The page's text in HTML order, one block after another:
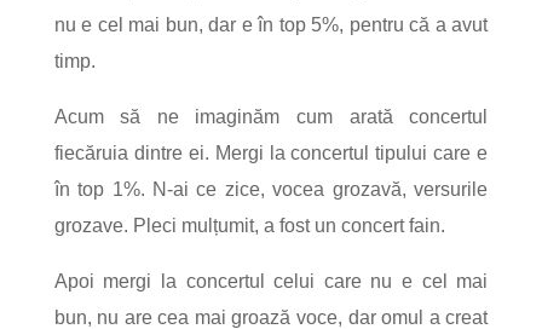
nu e cel mai bun, dar e în top 5%, pentru că a avut
timp.
Acum să ne imaginăm cum arată concertul
fiecăruia dintre ei. Mergi la concertul tipului care e
în top 1%. N-ai ce zice, vocea grozavă, versurile
grozave. Pleci mulțumit, a fost un concert fain.
Apoi mergi la concertul celui care nu e cel mai
bun, nu are cea mai groază voce, dar omul a creat